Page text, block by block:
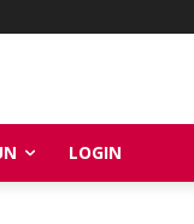
LOGIN